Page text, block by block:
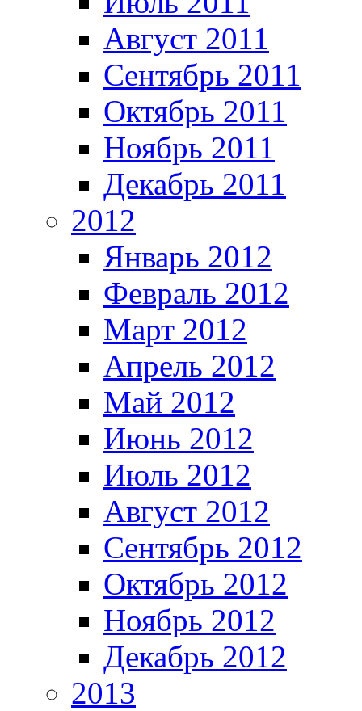
Август 2011
Сентябрь 2011
Октябрь 2011
Ноябрь 2011
Декабрь 2011
2012
Январь 2012
Февраль 2012
Март 2012
Апрель 2012
Май 2012
Июнь 2012
Июль 2012
Август 2012
Сентябрь 2012
Октябрь 2012
Ноябрь 2012
Декабрь 2012
2013